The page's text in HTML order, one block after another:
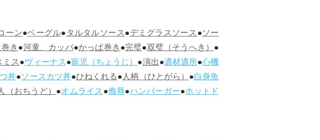
ーン●ベーグル●タルタルソース●デミグラスソース●ソー
き●河童、カッパ●かっぱ巻き●完璧●双璧（そうへき）●
ミス●ヴィーナス●寵児（ちょうじ）●演出●適材適所●心機
丼●ソースカツ丼●ひねくれる●人柄（ひとがら）●白身魚
（おちうど）●オムライス●侮辱●ハンバーガー●ホットド